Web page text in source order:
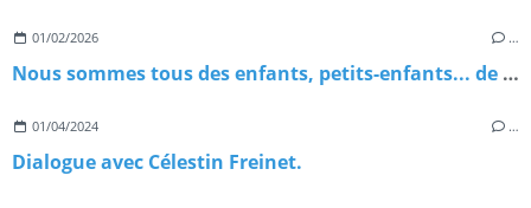
01/02/2026 …
Nous sommes tous des enfants, petits-enfants... de migrants
01/04/2024 …
Dialogue avec Célestin Freinet.